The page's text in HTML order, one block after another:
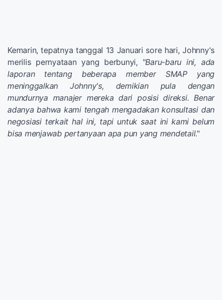
Kemarin, tepatnya tanggal 13 Januari sore hari, Johnny's
merilis pernyataan yang berbunyi, "Baru-baru ini, ada
laporan tentang beberapa member SMAP yang
meninggalkan Johnny's, demikian pula dengan
mundurnya manajer mereka dari posisi direksi. Benar
adanya bahwa kami tengah mengadakan konsultasi dan
negosiasi terkait hal ini, tapi untuk saat ini kami belum
bisa menjawab pertanyaan apa pun yang mendetail."